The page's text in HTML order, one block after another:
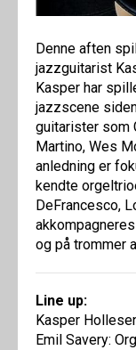
Denne aften
jazzguitarist
Kasper har
jazzscene
guitarister som
Martino, Wes
anledning er
kendte
DeFrancesco,
og på trommer
Line up:
Kasper
Emil Savery: